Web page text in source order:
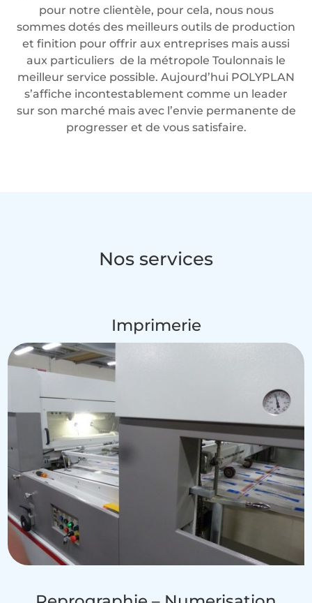
pour notre clientèle, pour cela, nous nous
sommes dotés des meilleurs outils de production
et finition pour offrir aux entreprises mais aussi
aux particuliers de la métropole Toulonnais le
meilleur service possible. Aujourd’hui POLYPLAN
s’affiche incontestablement comme un leader
sur son marché mais avec l’envie permanente de
progresser et de vous satisfaire.
Nos services
Imprimerie